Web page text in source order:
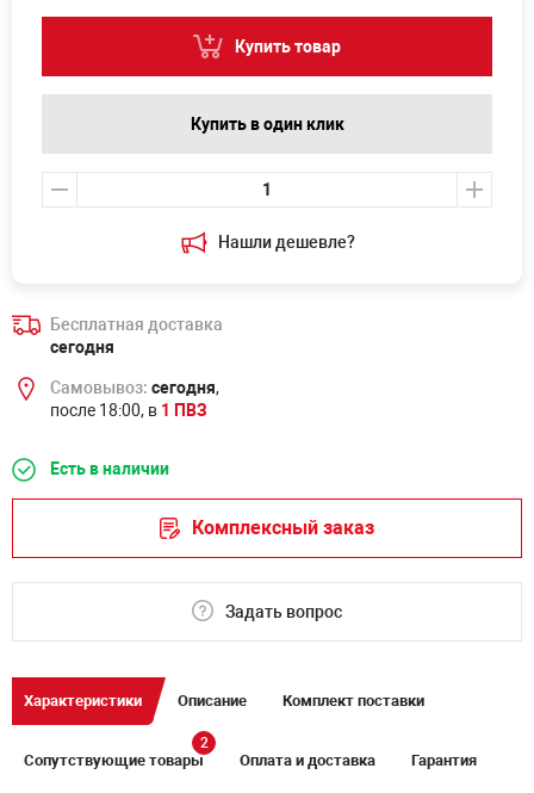
Нашли дешевле?
Купить товар
Купить в один клик
Бесплатная доставка
сегодня
Самовывоз: сегодня,
после 18:00, в 1 ПВЗ
Есть в наличии
Комплексный заказ
Задать вопрос
Характеристики Описание Комплект поставки
Сопутствующие товары
2
Оплата и доставка Гарантия